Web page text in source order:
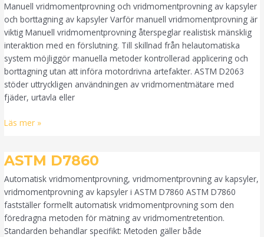
Manuell vridmomentprovning och vridmomentprovning av kapsyler
och borttagning av kapsyler Varför manuell vridmomentprovning är
viktig Manuell vridmomentprovning återspeglar realistisk mänsklig
interaktion med en förslutning. Till skillnad från helautomatiska
system möjliggör manuella metoder kontrollerad applicering och
borttagning utan att införa motordrivna artefakter. ASTM D2063
stöder uttryckligen användningen av vridmomentmätare med
fjäder, urtavla eller
Läs mer »
ASTM D7860
Automatisk vridmomentprovning, vridmomentprovning av kapsyler,
vridmomentprovning av kapsyler i ASTM D7860 ASTM D7860
fastställer formellt automatisk vridmomentprovning som den
föredragna metoden för mätning av vridmomentretention.
Standarden behandlar specifikt: Metoden gäller både
ASTM